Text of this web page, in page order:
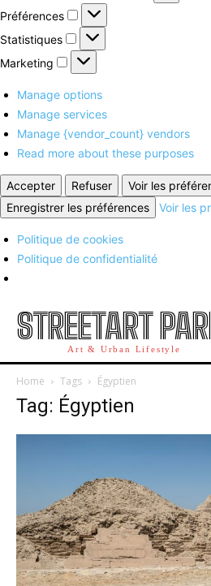
Préférences
Préférences
Statistiques
Statistiques
Marketing
Marketing
Manage options
Manage services
Manage {vendor_count} vendors
Read more about these purposes
Accepter Refuser
Voir les
Enregistrer les préférences
Voir les
Politique de cookies
Politique de confidentialité
STREETART
Art & Urban Lifestyle
Home Tags Égyptien
Tag: Égyptien